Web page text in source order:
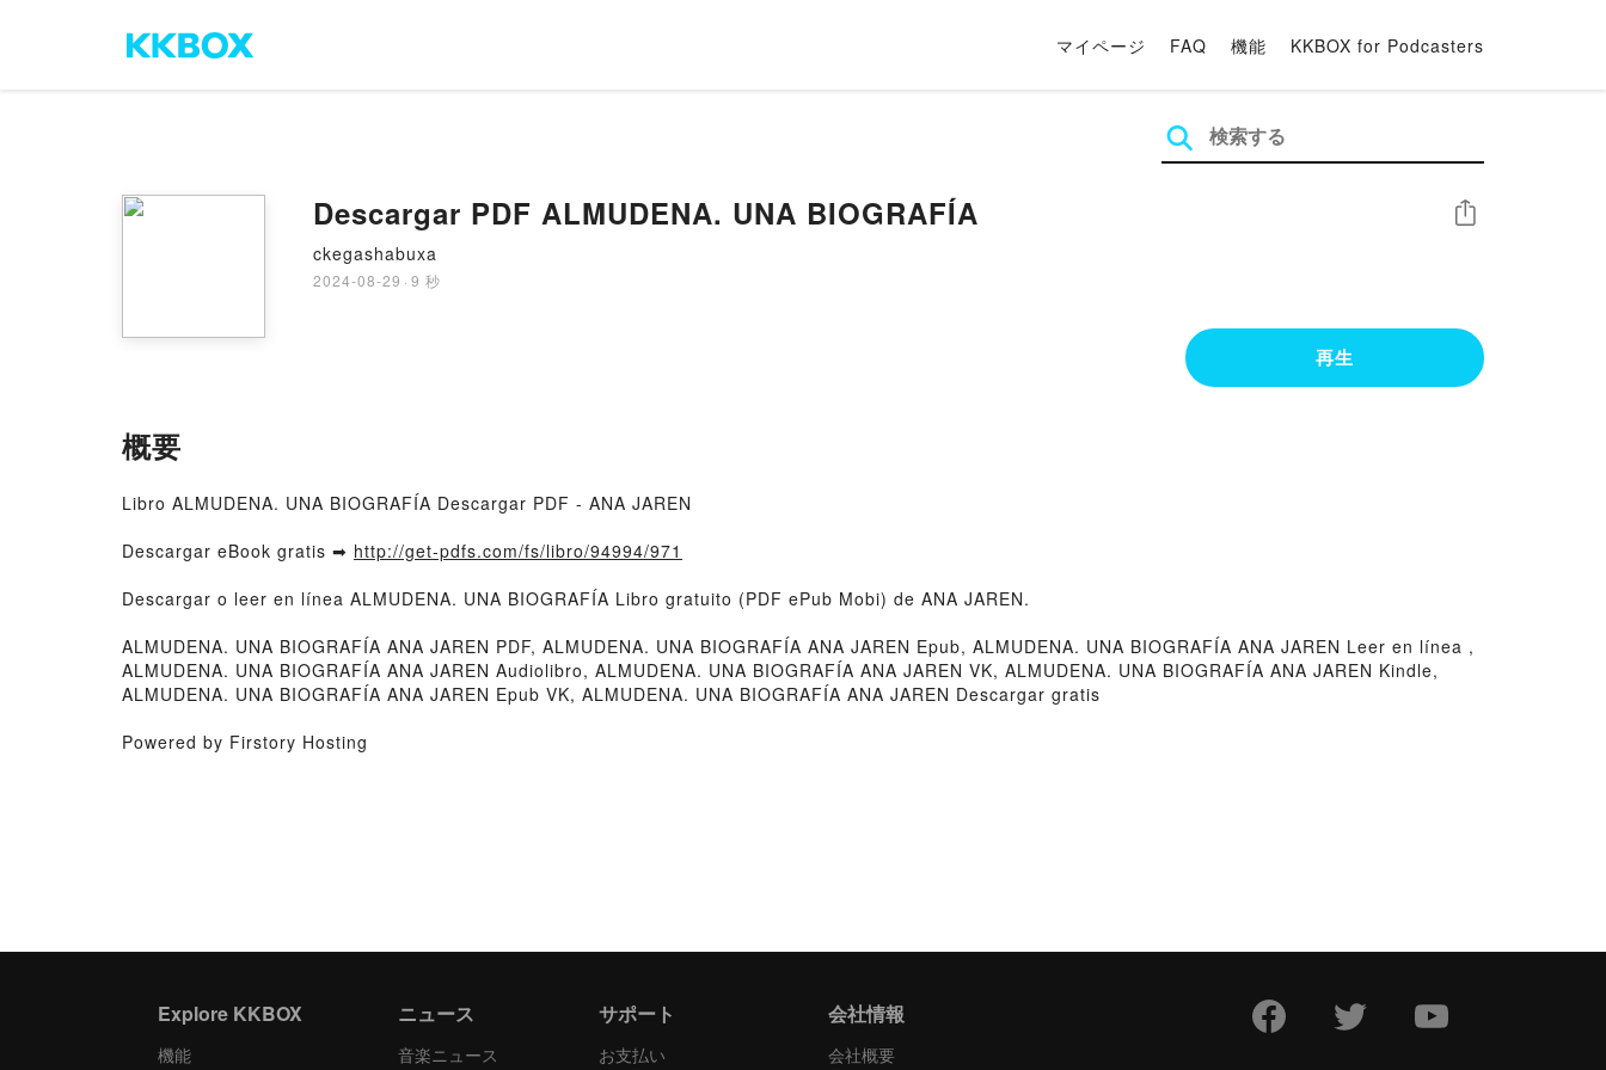
マイページ FAQ 機能 KKBOX for Podcasters
Descargar PDF ALMUDENA. UNA BIOGRAFÍA
ckegashabuxa
2024-08-29 · 9 秒
シェア
再生
概要
Libro ALMUDENA. UNA BIOGRAFÍA Descargar PDF - ANA JAREN
Descargar eBook gratis ➡ http://get-pdfs.com/fs/libro/94994/971
Descargar o leer en línea ALMUDENA. UNA BIOGRAFÍA Libro gratuito (PDF ePub Mobi) de ANA JAREN.
ALMUDENA. UNA BIOGRAFÍA ANA JAREN PDF, ALMUDENA. UNA BIOGRAFÍA ANA JAREN Epub, ALMUDENA. UNA BIOGRAFÍA ANA JAREN Leer en línea ,
ALMUDENA. UNA BIOGRAFÍA ANA JAREN Audiolibro, ALMUDENA. UNA BIOGRAFÍA ANA JAREN VK, ALMUDENA. UNA BIOGRAFÍA ANA JAREN Kindle,
ALMUDENA. UNA BIOGRAFÍA ANA JAREN Epub VK, ALMUDENA. UNA BIOGRAFÍA ANA JAREN Descargar gratis
Powered by Firstory Hosting
Explore KKBOX
機能
ニュース
音楽ニュース
サポート
お支払い
会社情報
会社概要